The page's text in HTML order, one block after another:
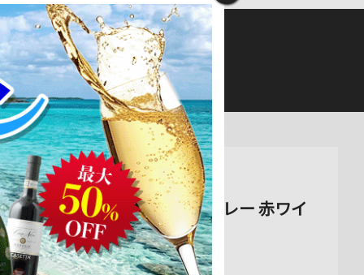
のHPをご確認下さい。
レー 赤ワイン フルボディ 750ml通販
年 チリ ペンカウエ・ヴァレー 赤ワイ